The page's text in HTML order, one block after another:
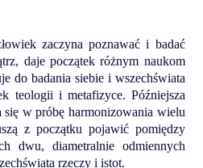
zaczyna poznawać i badać
daje początek różnym naukom
do badania siebie i wszechświata
teologii i metafizyce. Późniejsza
się w próbę harmonizowania wielu
z początku pojawić pomiędzy
dwu, diametralnie odmiennych
rzeczy i istot.